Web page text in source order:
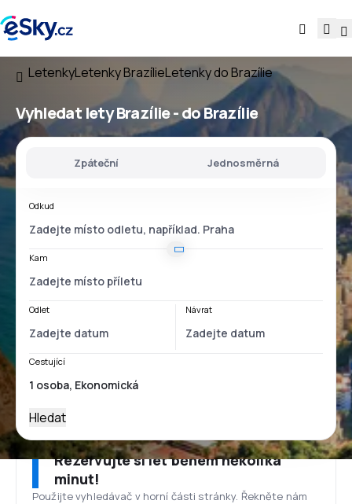
LetenkyLetenky BrazílieLetenky do Brazílie
Vyhledat letyBrazílie - do Brazílie
Zpáteční Jednosměrná
Odkud
Kam
Odlet Návrat
Cestující
Hledat
Rezervujte si let během několika
minut!
Použijte vyhledávač v horní části stránky. Řekněte nám